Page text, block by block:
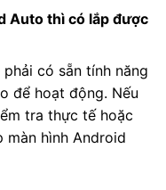
Auto thì có lắp được
có sẵn tính năng
để hoạt động. Nếu
tra thực tế hoặc
màn hình Android